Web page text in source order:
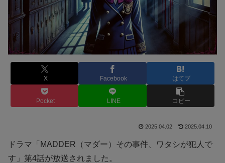
X Facebook はてブ
Pocket LINE コピー
2025.04.02 2025.04.10
ドラマ「MADDER（マダー）その事件、ワタシが犯人で
す」第4話が放送されました。